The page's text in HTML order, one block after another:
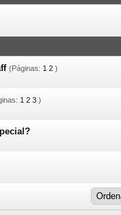
(Páginas: 1 2 )
1 2 3 )
5
de 5